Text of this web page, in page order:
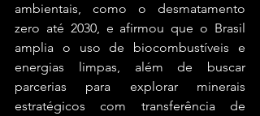
ambientais, como o desmatamento
zero até 2030, e afirmou que o Brasil
amplia o uso de biocombustíveis e
energias limpas, além de buscar
parcerias para explorar minerais
estratégicos com transferência de